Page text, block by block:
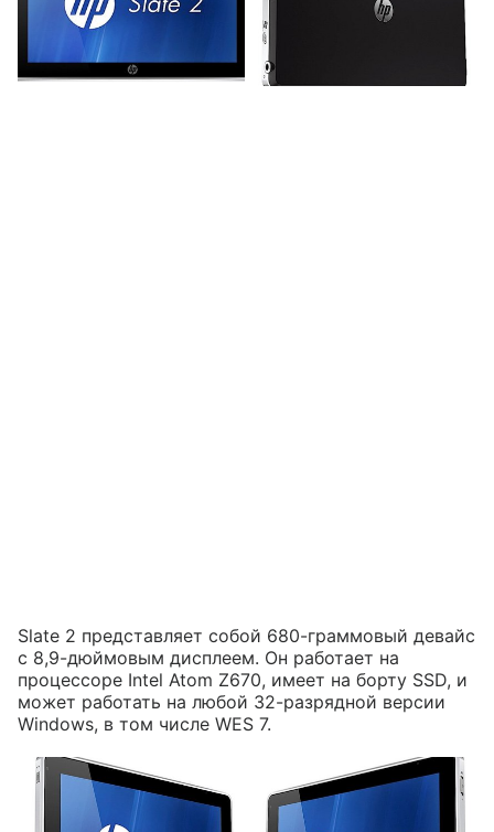
Slate 2 представляет собой 680-граммовый девайс
с 8,9-дюймовым дисплеем. Он работает на
процессоре Intel Atom Z670, имеет на борту SSD, и
может работать на любой 32-разрядной версии
Windows, в том числе WES 7.